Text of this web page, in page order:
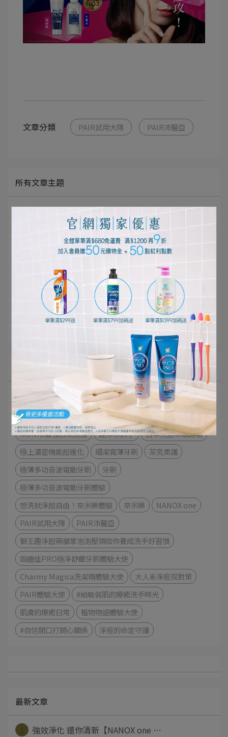
文章分類 PAIR試用大隊 PAIR沛醫亞
所有文章主題
口腔清潔護理
個人清潔保養
居家清潔打掃
寵物健康生活
影音專區
好評推薦
極緻口腔呵護體驗
細潔適齦佳極緻8效系列
NONIO終結口氣漱口水
衣物去漬
衣物清潔
NONIO最強口氣應援
趣淨你的手
日本先進萃取酵素
極上濃密機能超進化
細潔寬薄牙刷
茶究柔護
極薄多功音波電動牙刷
牙刷
極薄多功音波電動牙刷體驗
想洗就淨超自由！奈米樂體驗
奈米樂
NANOX one
PAIR試用大隊
PAIR沛醫亞
獅王趣淨超萌貓掌泡泡壓頭陪你養成洗手好習慣
固齒佳PRO極淨舒齦牙刷體驗大使
Charmy Magica洗潔精體驗大使
大人系淨痘双對策
PAIR體驗大使
#給敏弱肌的療癒洗手時光
肌膚的療癒日常
植物物語體驗大使
#自信開口打開心關係
淨痘的命定守護
最新文章
強效淨化 還你清新【NANOX one ⋯